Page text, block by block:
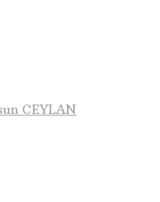
CEYLAN